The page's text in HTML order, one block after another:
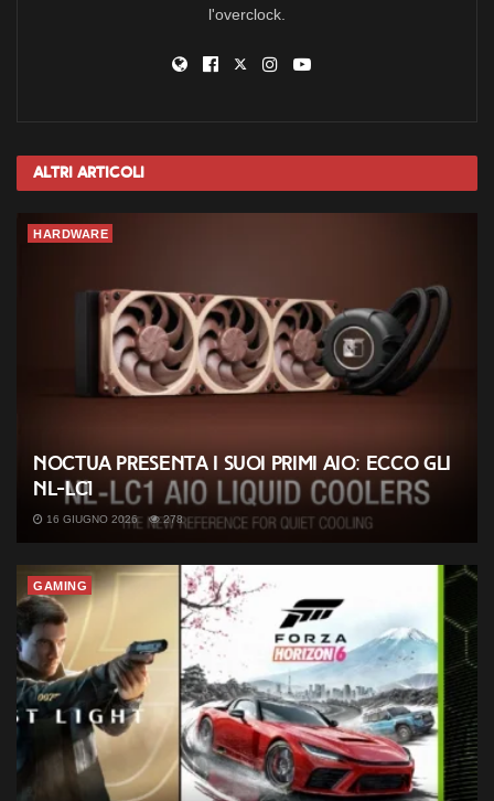
l'overclock.
Altri Articoli
HARDWARE
Noctua presenta i suoi primi AIO: ecco gli
NL-LC1
16 GIUGNO 2026 278
GAMING